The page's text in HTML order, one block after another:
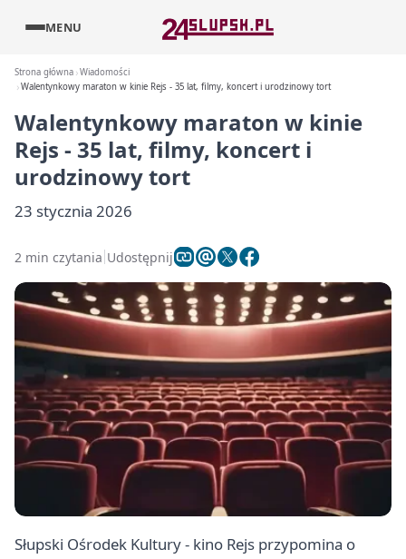
MENU
Strona główna Wiadomości
Walentynkowy maraton w kinie Rejs - 35 lat, filmy, koncert i urodzinowy tort
Walentynkowy maraton w kinie
Rejs - 35 lat, filmy, koncert i
urodzinowy tort
23 stycznia 2026
2 min czytania Udostępnij
Słupski Ośrodek Kultury - kino Rejs przypomina o